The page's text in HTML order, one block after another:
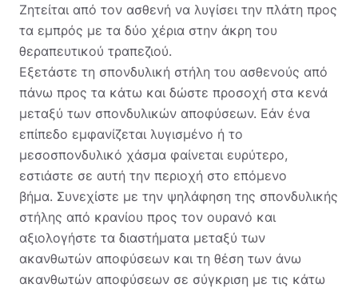
Ζητείται από τον ασθενή να λυγίσει την πλάτη προς
τα εμπρός με τα δύο χέρια στην άκρη του
θεραπευτικού τραπεζιού.
Εξετάστε τη σπονδυλική στήλη του ασθενούς από
πάνω προς τα κάτω και δώστε προσοχή στα κενά
μεταξύ των σπονδυλικών αποφύσεων. Εάν ένα
επίπεδο εμφανίζεται λυγισμένο ή το
μεσοσπονδυλικό χάσμα φαίνεται ευρύτερο,
εστιάστε σε αυτή την περιοχή στο επόμενο
βήμα. Συνεχίστε με την ψηλάφηση της σπονδυλικής
στήλης από κρανίου προς τον ουρανό και
αξιολογήστε τα διαστήματα μεταξύ των
ακανθωτών αποφύσεων και τη θέση των άνω
ακανθωτών αποφύσεων σε σύγκριση με τις κάτω